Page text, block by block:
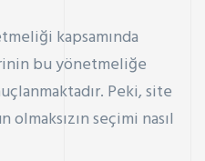
kapsamında
bu yönetmeliğe
Peki, site
seçimi nasıl